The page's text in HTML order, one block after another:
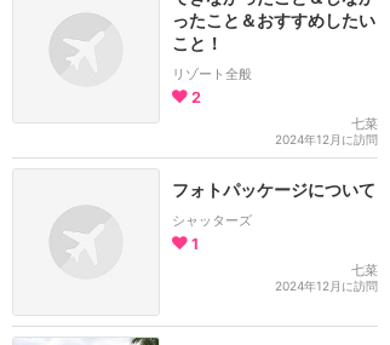
ったこと＆おすすめしたい
こと！
リゾート全般
2
七菜
2024年12月に訪問
フォトパッケージについて
シャッターズ
1
七菜
2024年12月に訪問